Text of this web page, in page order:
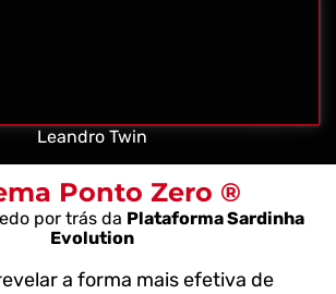
Leandro Twin
Ponto Zero ®
por trás da Plataforma Sardinha
Evolution
a forma mais efetiva de